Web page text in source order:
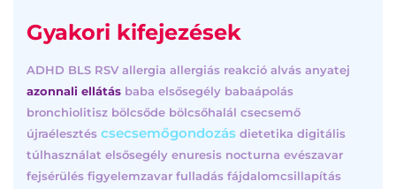
Gyakori kifejezések
ADHD BLS RSV allergia allergiás reakció alvás anyatej
azonnali ellátás baba elsősegély babaápolás
bronchiolitisz bölcsőde bölcsőhalál csecsemő
újraélesztés csecsemőgondozás dietetika digitális
túlhasználat elsősegély enuresis nocturna evészavar
fejsérülés figyelemzavar fulladás fájdalomcsillapítás